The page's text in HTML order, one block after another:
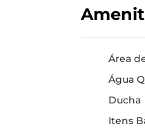
Área
Água
Ducha
Itens